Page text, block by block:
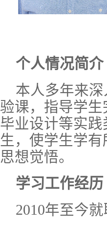
个人情况简介
本人多年来
验课，指导学
毕业设计等实
生，使学生学
思想觉悟。
学习工作经历
2010年至今